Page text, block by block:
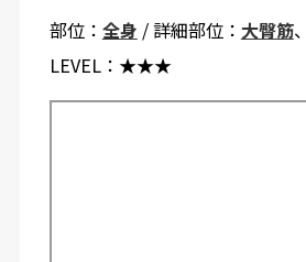
部位： 全身 / 詳細部位： 大臀筋、
LEVEL： ★★★